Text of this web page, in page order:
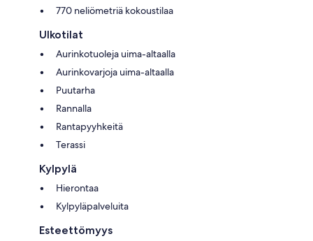
770 neliömetriä kokoustilaa
Ulkotilat
Aurinkotuoleja uima-altaalla
Aurinkovarjoja uima-altaalla
Puutarha
Rannalla
Rantapyyhkeitä
Terassi
Kylpylä
Hierontaa
Kylpyläpalveluita
Esteettömyys